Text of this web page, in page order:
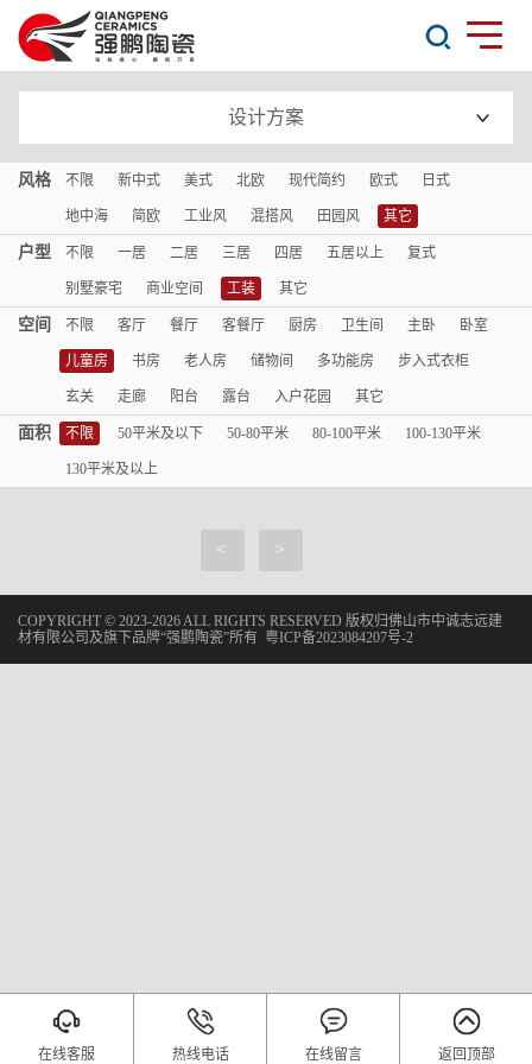
设计方案
风格 不限 新中式 美式 北欧 现代简约 欧式 日式
地中海 简欧 工业风 混搭风 田园风 其它
户型 不限 一居 二居 三居 四居 五居以上 复式
别墅豪宅 商业空间 工装 其它
空间 不限 客厅 餐厅 客餐厅 厨房 卫生间 主卧 卧室
儿童房 书房 老人房 储物间 多功能房 步入式衣柜
玄关 走廊 阳台 露台 入户花园 其它
面积 不限 50平米及以下 50-80平米 80-100平米 100-130平米
130平米及以上
< >
COPYRIGHT © 2023-2026 ALL RIGHTS RESERVED 版权归佛山市中诚志远建
材有限公司及旗下品牌“强鹏陶瓷”所有 粤ICP备2023084207号-2
在线客服 热线电话 在线留言 返回顶部